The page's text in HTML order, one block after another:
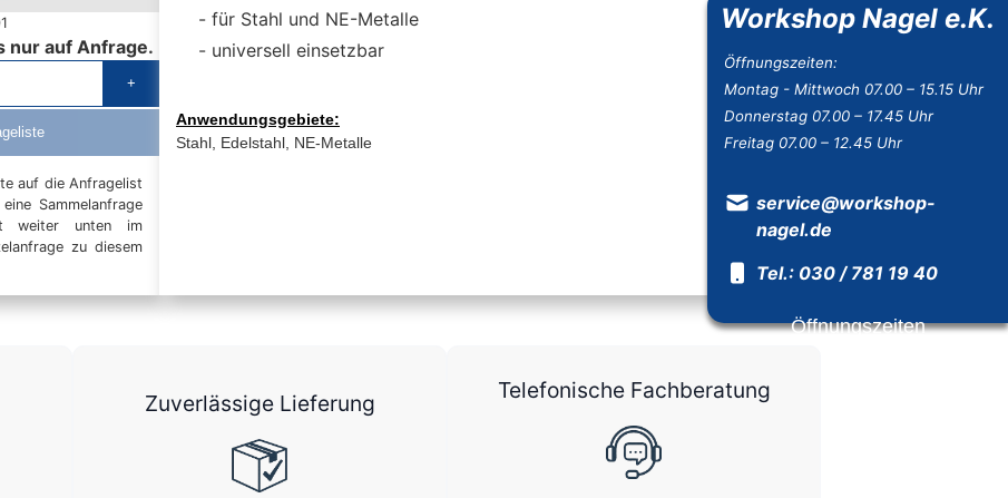
Workshop Nagel e.K.
Öffnungszeiten:
Montag - Mittwoch 07.00 – 15.15 Uhr
Donnerstag 07.00 – 17.45 Uhr
Freitag 07.00 – 12.45 Uhr
service@workshop-
nagel.de
Tel.: 030 / 781 19 40
Öffnungszeiten
nur auf Anfrage.
+
auf die Anfragelist
Sammelanfrage
weiter unten im
zu diesem
für Stahl und NE-Metalle
universell einsetzbar
Anwendungsgebiete:
Stahl, Edelstahl, NE-Metalle
Zuverlässige Lieferung Telefonische Fachberatung